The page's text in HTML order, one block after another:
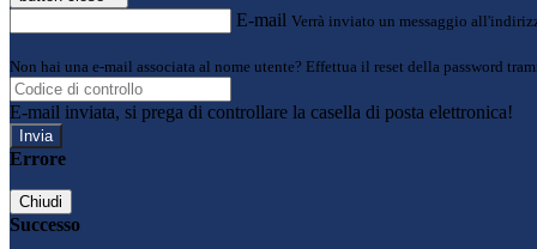
E-mail Verrà inviato un messaggio
Non hai una e-mail associata al nome utente? Effettua il reset della password
E-mail inviata, si prega di controllare la casella di posta elettronica!
Errore
Chiudi
Successo